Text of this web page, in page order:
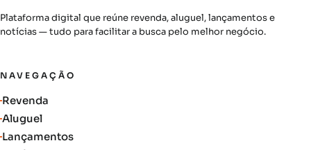
Plataforma digital que reúne revenda, aluguel, lançamentos e
notícias — tudo para facilitar a busca pelo melhor negócio.
NAVEGAÇÃO
Revenda
Aluguel
Lançamentos